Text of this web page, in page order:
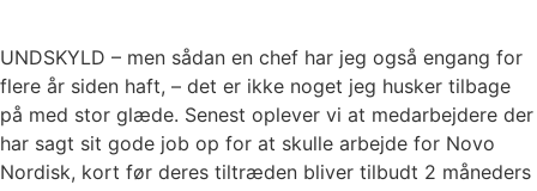
UNDSKYLD – men sådan en chef har jeg også engang for
flere år siden haft, – det er ikke noget jeg husker tilbage
på med stor glæde. Senest oplever vi at medarbejdere der
har sagt sit gode job op for at skulle arbejde for Novo
Nordisk, kort før deres tiltræden bliver tilbudt 2 måneders